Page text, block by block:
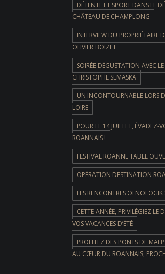
DÉTENTE ET SPORT DANS LE
CHÂTEAU DE CHAMPLONG
INTERVIEW DU
OLIVIER BOIZET
SOIRÉE DÉGUSTATION AVEC
CHRISTOPHE SEMASKA
UN INCONTOURNABLE LORS
LOIRE
POUR LE 14 JUILLET, ÉVADEZ-
ROANNAIS !
FESTIVAL ROANNE TABLE
OPÉRATION DESTINATION
LES RENCONTRES
CETTE ANNÉE, PRIVILÉGIEZ LE
VOS VACANCES D’ÉTÉ
PROFITEZ DES PONTS DE MAI
AU CŒUR DU ROANNAIS,